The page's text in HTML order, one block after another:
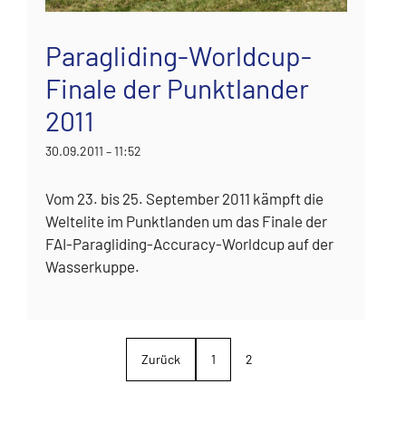
Paragliding-Worldcup-
Finale der Punktlander
2011
30.09.2011 – 11:52
Vom 23. bis 25. September 2011 kämpft die
Weltelite im Punktlanden um das Finale der
FAI-Paragliding-Accuracy-Worldcup auf der
Wasserkuppe.
Zurück 1 2